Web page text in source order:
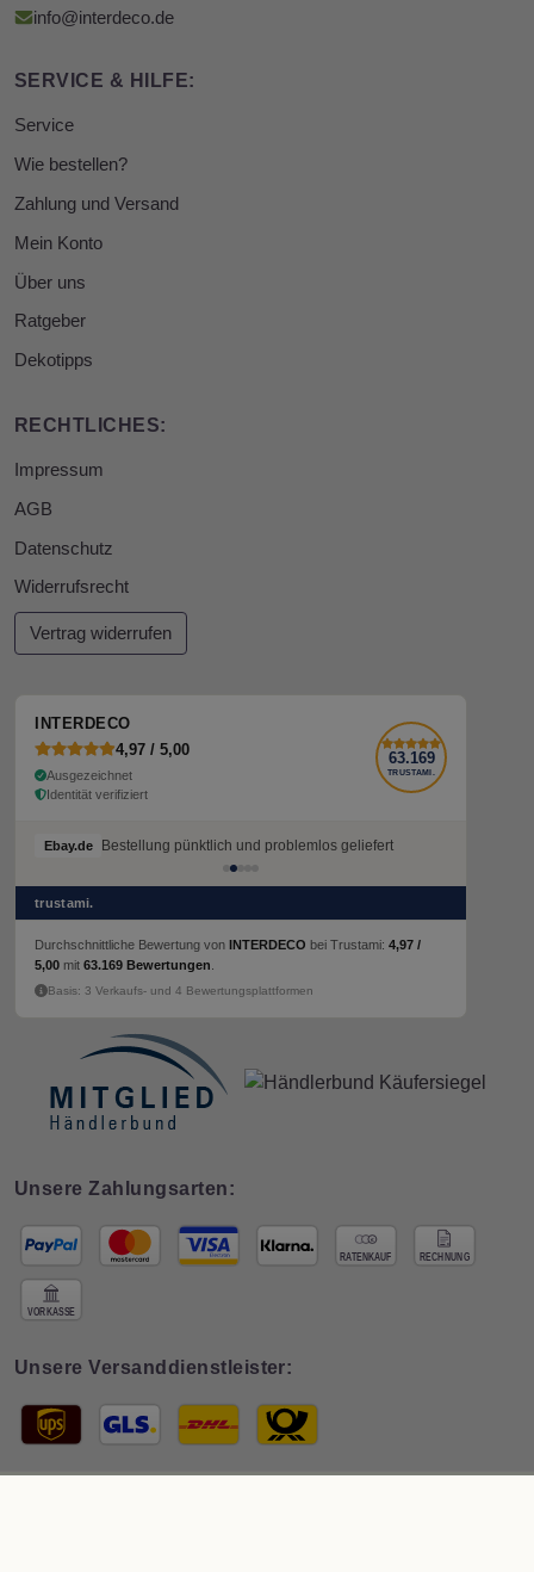
info@interdeco.de
SERVICE & HILFE:
Service
Wie bestellen?
Zahlung und Versand
Mein Konto
Über uns
Ratgeber
Dekotipps
RECHTLICHES:
Impressum
AGB
Datenschutz
Widerrufsrecht
Vertrag widerrufen
INTERDECO
4,97 / 5,00
Ausgezeichnet
Identität verifiziert
63.169
TRUSTAMI.
Ebay.de Bestellung pünktlich und problemlos geliefert
trustami.
Durchschnittliche Bewertung von INTERDECO bei Trustami: 4,97 /
5,00 mit 63.169 Bewertungen
Basis: 3 Verkaufs- und 4 Bewertungsplattformen
Unsere Zahlungsarten:
Unsere Versanddienstleister: